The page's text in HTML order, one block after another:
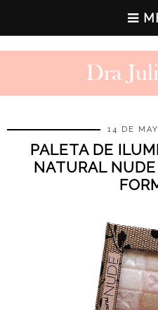
14 DE
PALETA DE
NATURAL